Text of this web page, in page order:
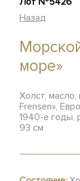
Назад
море»
Холст, масло,
Frensen»,
1940-е годы,
93 см